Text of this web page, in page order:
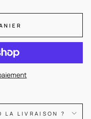
LA LIVRAISON ?